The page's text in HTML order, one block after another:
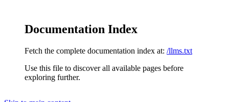
Documentation Index
Fetch the complete documentation index at: /llms.txt
Use this file to discover all available pages before
exploring further.